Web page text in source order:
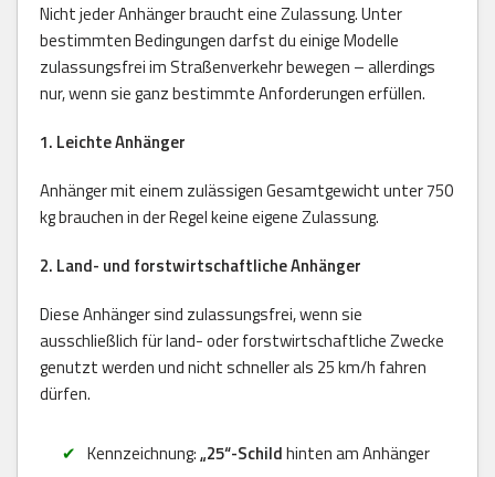
Nicht jeder Anhänger braucht eine Zulassung. Unter
bestimmten Bedingungen darfst du einige Modelle
zulassungsfrei im Straßenverkehr bewegen – allerdings
nur, wenn sie ganz bestimmte Anforderungen erfüllen.
1. Leichte Anhänger
Anhänger mit einem zulässigen Gesamtgewicht unter 750
kg brauchen in der Regel keine eigene Zulassung.
2. Land- und forstwirtschaftliche Anhänger
Diese Anhänger sind zulassungsfrei, wenn sie
ausschließlich für land- oder forstwirtschaftliche Zwecke
genutzt werden und nicht schneller als 25 km/h fahren
dürfen.
Kennzeichnung:„25“-Schildhinten am Anhänger